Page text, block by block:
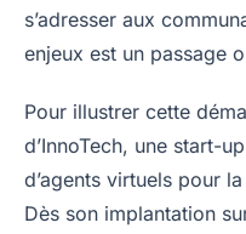
s’adresser aux
enjeux est un passage
Pour illustrer cette
d’InnoTech, une start-
d’agents virtuels pour
Dès son implantation